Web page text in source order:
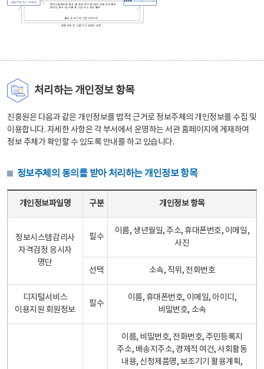
처리하는 개인정보 항목
진흥원은 다음과 같은 개인정보를 법적 근거로 정보주체의 개인정보를 수집 및
이용합니다. 자세한 사항은 각 부서에서 운영하는 서관 홈페이지에 게재하여
정보 주체가 확인할 수 있도록 안내를 하고 있습니다.
정보주체의 동의를 받아 처리하는 개인정보 항목
개인정보파일명 구분 개인정보 항목
정보시스템감리사
자격검정 응시자
명단
필수
이름, 생년월일, 주소, 휴대폰번호, 이메일,
사진
선택 소속, 직위, 전화번호
디지털서비스
이용지원 회원정보
필수
이름, 휴대폰번호, 이메일, 아이디,
비밀번호, 소속
이름, 비밀번호, 전화번호, 주민등록지
주소, 배송지주소, 경제적 여건, 사회활동
내용, 신청제품명, 보조기기 활용계획,